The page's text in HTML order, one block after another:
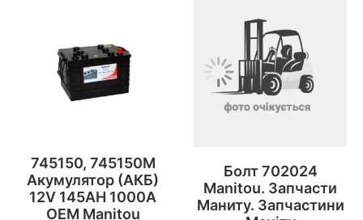
745150, 745150M
Акумулятор (АКБ)
12V 145AH 1000A
OEM Manitou
Болт 702024
Manitou. Запчасти
Маниту. Запчастини